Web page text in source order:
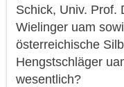
Schick, Univ. Prof.
Wielinger uam
österreichische
Hengstschläger
wesentlich?